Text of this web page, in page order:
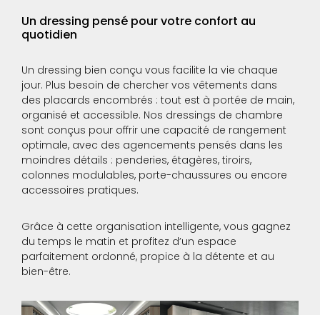
Un dressing pensé pour votre confort au
quotidien
Un dressing bien conçu vous facilite la vie chaque
jour. Plus besoin de chercher vos vêtements dans
des placards encombrés : tout est à portée de main,
organisé et accessible. Nos dressings de chambre
sont conçus pour offrir une capacité de rangement
optimale, avec des agencements pensés dans les
moindres détails : penderies, étagères, tiroirs,
colonnes modulables, porte-chaussures ou encore
accessoires pratiques.
Grâce à cette organisation intelligente, vous gagnez
du temps le matin et profitez d’un espace
parfaitement ordonné, propice à la détente et au
bien-être.